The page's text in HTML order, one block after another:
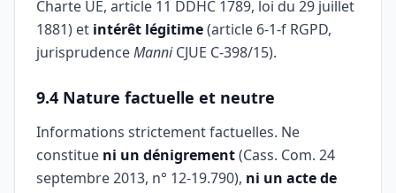
Charte UE, article 11 DDHC 1789, loi du 29 juillet
1881) et intérêt légitime(article 6-1-f RGPD,
jurisprudenceManniCJUE C-398/15).
9.4 Nature factuelle et neutre
Informations strictement factuelles. Ne
constitue ni un dénigrement(Cass. Com. 24
septembre 2013, n° 12-19.790), ni un acte de